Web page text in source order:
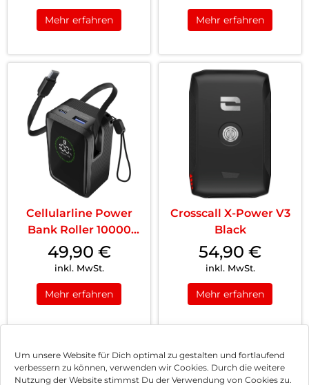
Um unsere Website für Dich optimal zu gestalten und fortlaufend
verbessern zu können, verwenden wir Cookies. Durch die weitere
Nutzung der Website stimmst Du der Verwendung von Cookies zu.
Mehr erfahren Mehr erfahren
Cellularline Power
Bank Roller 10000
Schwarz
49,90 €
inkl. MwSt.
Mehr erfahren
Crosscall X-Power V3
Black
54,90 €
inkl. MwSt.
Mehr erfahren
1 2 3 Nächste